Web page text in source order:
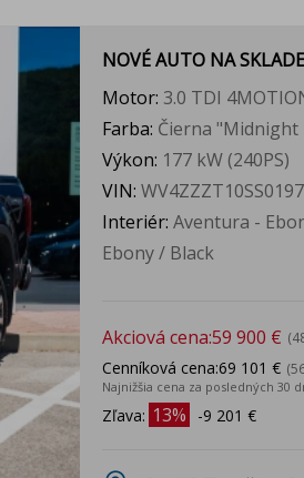
NOVÉ AUTO NA SKLADE
Motor: 3.0 TDI
Farba: Čierna "Midnight
Výkon: 177 kW (240PS)
VIN:
Interiér: Aventura -
Ebony / Black
Akciová cena:59 900 €
Cenníková cena:69 101 €
Najnižšia cena za posledných 30
Zľava: 13% -9 201 €